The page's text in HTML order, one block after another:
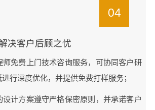
04
决客户后顾之忧
师免费上门技术咨询服务，可协同客户研
行深度优化，并提供免费打样服务；
设计方案遵守严格保密原则，并承诺客户